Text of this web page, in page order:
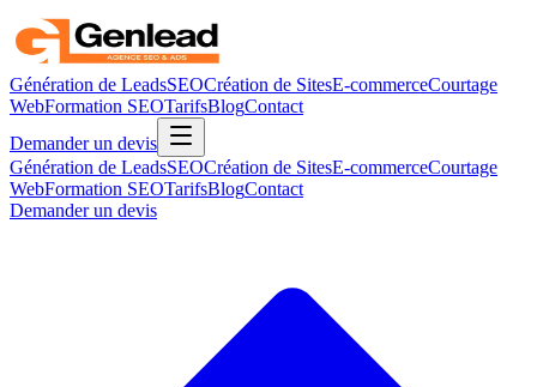
Génération de LeadsSEOCréation de SitesE-commerceCourtage
WebFormation SEOTarifsBlogContact
Demander un devis
Génération de LeadsSEOCréation de SitesE-commerceCourtage
WebFormation SEOTarifsBlogContact
Demander un devis